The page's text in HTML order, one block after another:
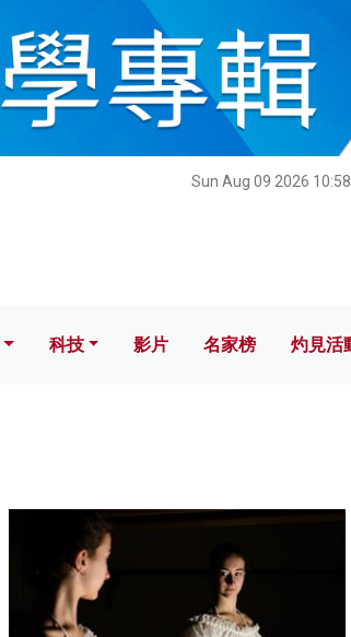
Sun Aug 09 2026
科技 影片 名家榜
科技 影片 名家榜 灼見活